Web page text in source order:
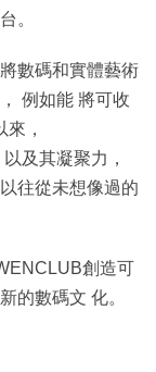
。
數碼和實體藝術
例如能 將可收
，
及其凝聚力，
往從未想像過的
創造可
的數碼文 化。